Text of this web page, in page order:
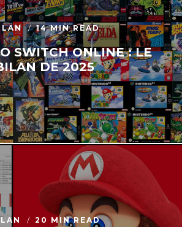
14 MIN READ
SWITCH ONLINE : LE
DE 2025
20 MIN READ